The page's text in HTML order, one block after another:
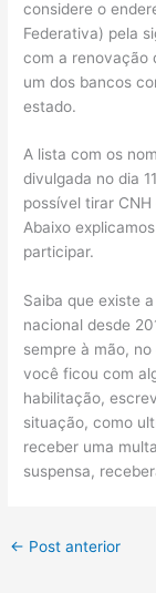
considere o
Federativa) pela
com a renovação
um dos bancos
estado.
A lista com os
divulgada no dia
possível tirar
Abaixo
participar.
Saiba que existe
nacional desde
sempre à mão,
você ficou com
habilitação,
situação, como
receber uma
suspensa,
← Post anterior